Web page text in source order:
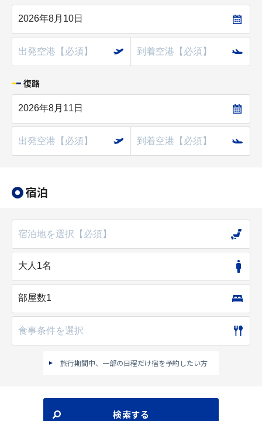
復路
宿泊
旅行期間中、一部の日程だけ宿を予約したい方
検索する